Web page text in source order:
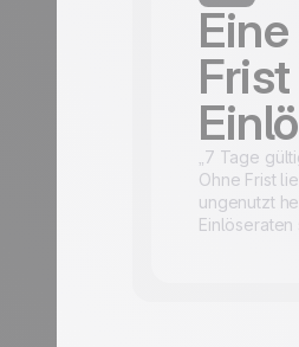
„7 Tage
Ohne Frist
ungenutzt
Einlöseraten